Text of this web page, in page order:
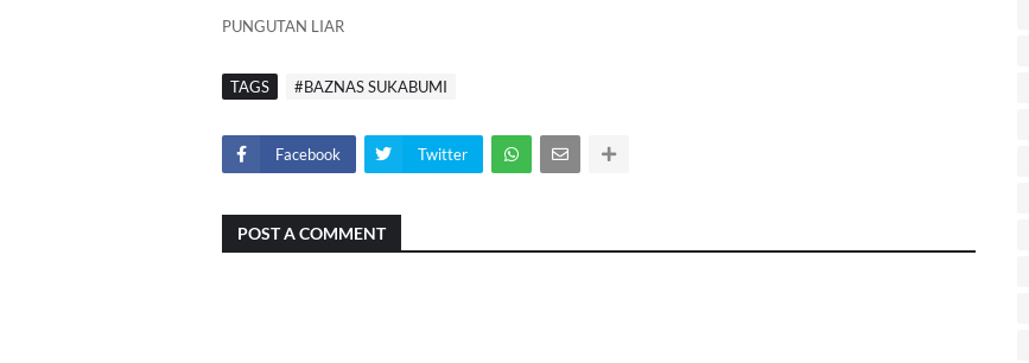
PUNGUTAN LIAR
TAGS #BAZNAS SUKABUMI
Facebook Twitter
POST A COMMENT